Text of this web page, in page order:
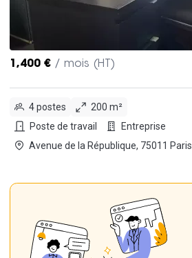
1,400 € / mois (HT)
4 postes
200 m²
Poste de travail
Entreprise
Avenue de la République, 75011 Paris